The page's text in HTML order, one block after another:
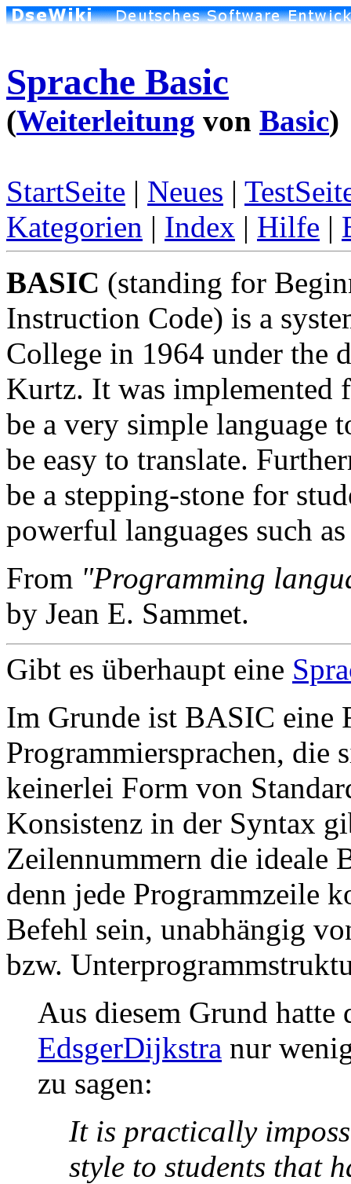
Sprache Basic
(Weiterleitung von Basic)
StartSeite | Neues |
Kategorien | Index | Hilfe |
BASIC (standing for
Instruction Code) is a
College in 1964 under the
Kurtz. It was implemented
be a very simple language
be easy to translate.
be a stepping-stone for
powerful languages such
From "Programming
by Jean E. Sammet.
Gibt es überhaupt eine
Im Grunde ist BASIC eine
Programmiersprachen, die
keinerlei Form von
Konsistenz in der Syntax
Zeilennummern die ideale
denn jede Programmzeile
Befehl sein, unabhängig
bzw.
Aus diesem Grund
EdsgerDijkstra nur
zu sagen:
It is practically
style to students that